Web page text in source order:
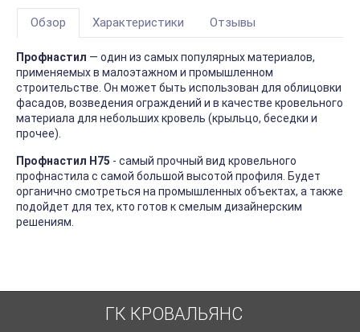
Обзор Характеристики Отзывы
Профнастил — один из самых популярных материалов,
применяемых в малоэтажном и промышленном
строительстве. Он может быть использован для облицовки
фасадов, возведения ограждений и в качестве кровельного
материала для небольших кровель (крыльцо, беседки и
прочее).
Профнастил H75 - самый прочный вид кровельного
профнастила с самой большой высотой профиля. Будет
органично смотреться на промышленных объектах, а также
подойдет для тех, кто готов к смелым дизайнерским
решениям.
ГК КРОВАЛЬЯНС